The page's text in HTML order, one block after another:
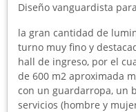
Diseño vanguardista
la gran cantidad de
turno muy fino y
hall de ingreso, por el
de 600 m2 aproximada
con un guardarropa, un
servicios (hombre y